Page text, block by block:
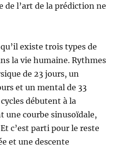
de l’art de la prédiction ne
existe trois types de
la vie humaine. Rythmes
de 23 jours, un
et un mental de 33
débutent à la
une courbe sinusoïdale,
c’est parti pour le reste
et une descente